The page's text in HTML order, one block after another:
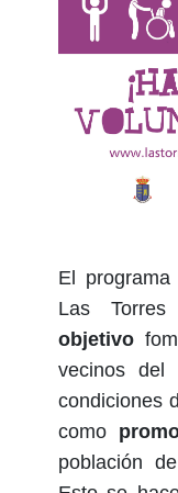
El
Las
objetivo
vecinos del
condiciones
como
población